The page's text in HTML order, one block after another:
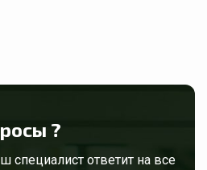
?
специалист ответит на все